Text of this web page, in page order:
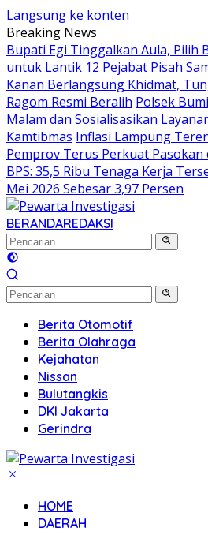
Langsung ke konten
Breaking News
Bupati Egi Tinggalkan Aula, Pilih
untuk Lantik 12 Pejabat Pisah
Kanan Berlangsung Khidmat,
Ragom Resmi Beralih Polsek
Malam dan Sosialisasikan
Kamtibmas Inflasi Lampung
Pemprov Terus Perkuat
BPS: 35,5 Ribu Tenaga Kerja
Mei 2026 Sebesar 3,97 Persen
BERANDAREDAKSI
Berita Otomotif
Berita Olahraga
Kejahatan
Nissan
Bulutangkis
DKI Jakarta
Gerindra
HOME
DAERAH